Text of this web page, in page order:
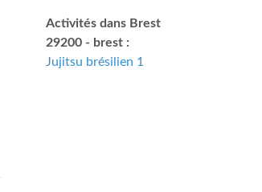
Activités dans Brest
29200 - brest :
Jujitsu brésilien 1